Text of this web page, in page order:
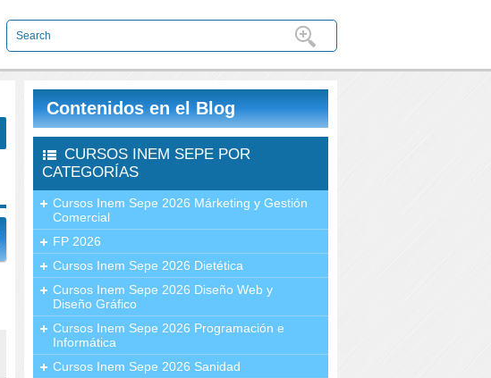
Contenidos en el Blog
CURSOS INEM SEPE POR
CATEGORÍAS
Cursos Inem Sepe 2026 Márketing y Gestión
Comercial
FP 2026
Cursos Inem Sepe 2026 Dietética
Cursos Inem Sepe 2026 Diseño Web y
Diseño Gráfico
Cursos Inem Sepe 2026 Programación e
Informática
Cursos Inem Sepe 2026 Sanidad